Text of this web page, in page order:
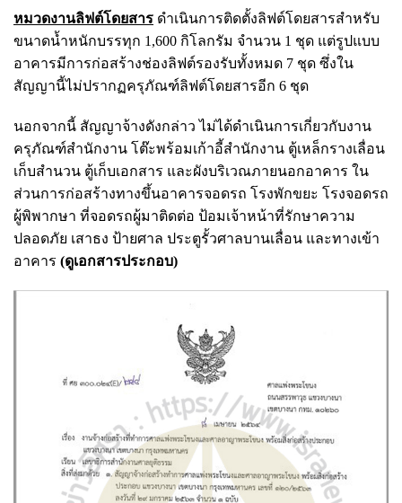
หมวดงานลิฟต์โดยสาร ดำเนินการติดตั้งลิฟต์โดยสารสำหรับ
ขนาดน้ำหนักบรรทุก 1,600 กิโลกรัม จำนวน 1 ชุด แต่รูปแบบ
อาคารมีการก่อสร้างช่องลิฟต์รองรับทั้งหมด 7 ชุด ซึ่งใน
สัญญานี้ไม่ปรากฏครุภัณฑ์ลิฟต์โดยสารอีก 6 ชุด
นอกจากนี้ สัญญาจ้างดังกล่าว ไม่ได้ดำเนินการเกี่ยวกับงาน
ครุภัณฑ์สำนักงาน โต๊ะพร้อมเก้าอี้สำนักงาน ตู้เหล็กรางเลื่อน
เก็บสำนวน ตู้เก็บเอกสาร และผังบริเวณภายนอกอาคาร ใน
ส่วนการก่อสร้างทางขึ้นอาคารจอดรถ โรงพักขยะ โรงจอดรถ
ผู้พิพากษา ที่จอดรถผู้มาติดต่อ ป้อมเจ้าหน้าที่รักษาความ
ปลอดภัย เสาธง ป้ายศาล ประตูรั้วศาลบานเลื่อน และทางเข้า
อาคาร (ดูเอกสารประกอบ)